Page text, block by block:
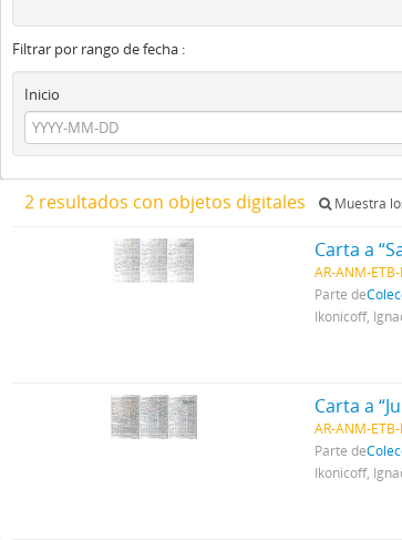
Filtrar por rango de fecha :
Inicio
2 resultados con objetos digitales Muestra
Carta a
AR-ANM-
Parte de
Ikonicoff,
Carta a
AR-ANM-
Parte de
Ikonicoff,